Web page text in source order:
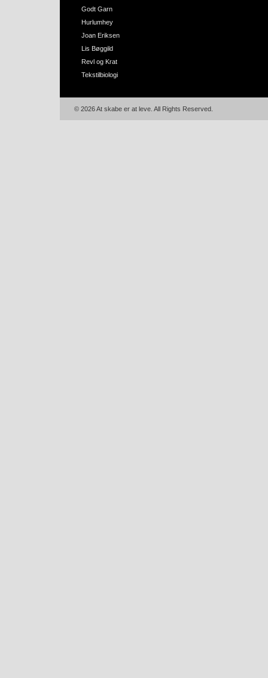
Godt Garn
Hurlumhey
Joan Eriksen
Lis Bøggild
Revl og Krat
Tekstilbiologi
© 2026 At skabe er at leve. All Rights Reserved.